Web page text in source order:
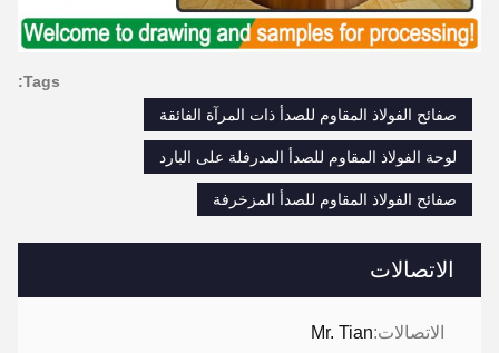
الاتصالات
الاتصالات:Mr. Tian
Tags:
صفائح الفولاذ المقاوم للصدأ ذات المرآة الفائقة
لوحة الفولاذ المقاوم للصدأ المدرفلة على البارد
صفائح الفولاذ المقاوم للصدأ المزخرفة